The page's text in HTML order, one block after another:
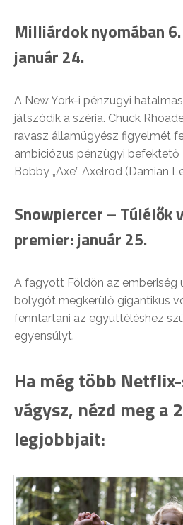
Milliárdok nyomában
január 24.
A New York-i pénzügyi
játszódik a széria. Chuck
ravasz államügyész figyelmét
ambiciózus pénzügyi befektető
Bobby „Axe” Axelrod (Damian
Snowpiercer – Túlélők
premier: január 25.
A fagyott Földön az emberiség
bolygót megkerülő gigantikus
fenntartani az együttéléshez
egyensúlyt.
Ha még több
vágysz, nézd meg a
legjobbjait: